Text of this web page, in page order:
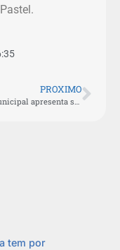
PROXIMO
tem por